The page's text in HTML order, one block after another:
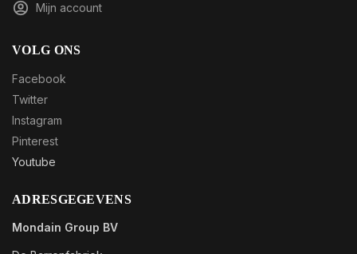
Mijn account
VOLG ONS
Facebook
Twitter
Instagram
Pinterest
Youtube
ADRESGEGEVENS
Mondain Group BV